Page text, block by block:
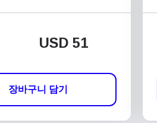
USD 51
장바구니 담기